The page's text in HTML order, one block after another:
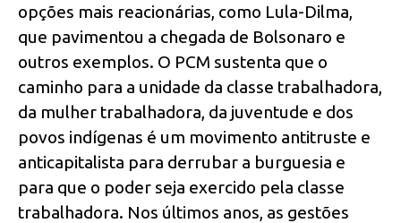
opções mais reacionárias, como Lula-Dilma,
que pavimentou a chegada de Bolsonaro e
outros exemplos. O PCM sustenta que o
caminho para a unidade da classe trabalhadora,
da mulher trabalhadora, da juventude e dos
povos indígenas é um movimento antitruste e
anticapitalista para derrubar a burguesia e
para que o poder seja exercido pela classe
trabalhadora. Nos últimos anos, as gestões